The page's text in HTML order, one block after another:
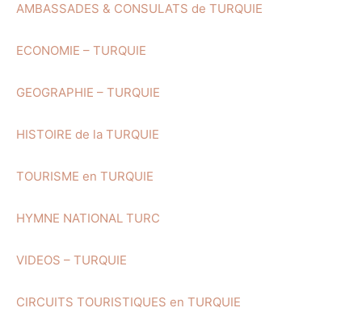
AMBASSADES & CONSULATS de TURQUIE
ECONOMIE – TURQUIE
GEOGRAPHIE – TURQUIE
HISTOIRE de la TURQUIE
TOURISME en TURQUIE
HYMNE NATIONAL TURC
VIDEOS – TURQUIE
CIRCUITS TOURISTIQUES en TURQUIE